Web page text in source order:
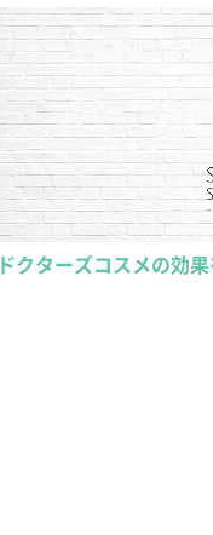
ドクターズコスメの効